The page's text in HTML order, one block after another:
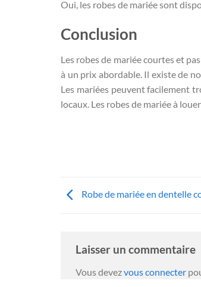
Oui, les robes de mariée sont
Conclusion
Les robes de mariée courtes et
à un prix abordable. Il existe de
Les mariées peuvent facilement
locaux. Les robes de mariée à
Robe de mariée en dentelle
Laisser un commentaire
Vous devezvous connecter